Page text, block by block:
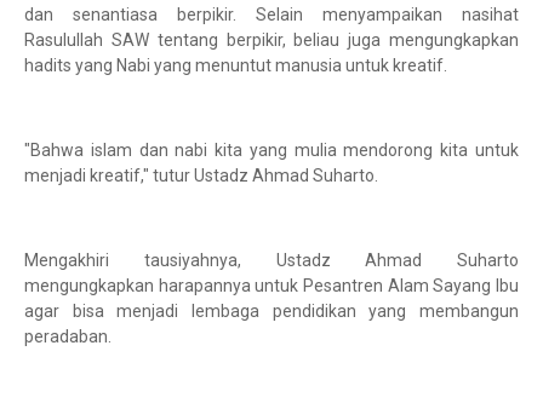
dan senantiasa berpikir. Selain menyampaikan nasihat
Rasulullah SAW tentang berpikir, beliau juga mengungkapkan
hadits yang Nabi yang menuntut manusia untuk kreatif.
"Bahwa islam dan nabi kita yang mulia mendorong kita untuk
menjadi kreatif," tutur Ustadz Ahmad Suharto.
Mengakhiri tausiyahnya, Ustadz Ahmad Suharto
mengungkapkan harapannya untuk Pesantren Alam Sayang Ibu
agar bisa menjadi lembaga pendidikan yang membangun
peradaban.